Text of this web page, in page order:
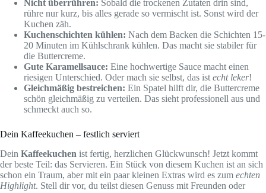
Nicht überrühren: Sobald die trockenen Zutaten drin sind,
rühre nur kurz, bis alles gerade so vermischt ist. Sonst wird der
Kuchen zäh.
Kuchenschichten kühlen: Nach dem Backen die Schichten 15-
20 Minuten im Kühlschrank kühlen. Das macht sie stabiler für
die Buttercreme.
Gute Karamellsauce: Eine hochwertige Sauce macht einen
riesigen Unterschied. Oder mach sie selbst, das ist echt leker!
Gleichmäßig bestreichen: Ein Spatel hilft dir, die Buttercreme
schön gleichmäßig zu verteilen. Das sieht professionell aus und
schmeckt auch so.
Dein Kaffeekuchen – festlich serviert
Dein Kaffeekuchen ist fertig, herzlichen Glückwunsch! Jetzt kommt
der beste Teil: das Servieren. Ein Stück von diesem Kuchen ist an sich
schon ein Traum, aber mit ein paar kleinen Extras wird es zum echten
Highlight. Stell dir vor, du teilst diesen Genuss mit Freunden oder